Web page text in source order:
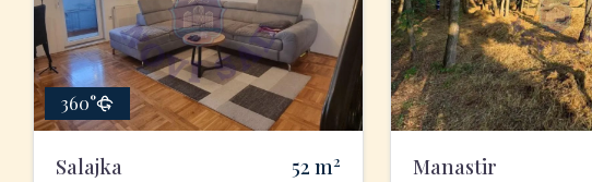
360°
Salajka 52 m2
Manastir